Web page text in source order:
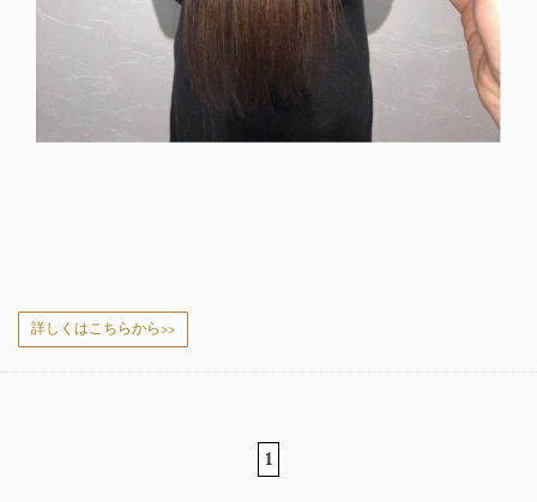
詳しくはこちらから>>
1